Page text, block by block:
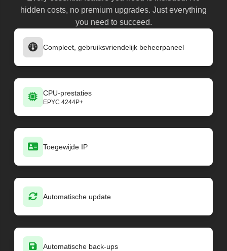
hidden costs, no premium upgrades. Just everything
you need to succeed.
Compleet, gebruiksvriendelijk beheerpaneel
CPU-prestaties
EPYC 4244P+
Toegewijde IP
Automatische update
Automatische back-ups